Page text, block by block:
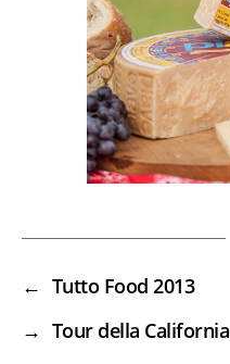
← Tutto Food 2013
→ Tour della California